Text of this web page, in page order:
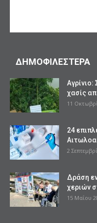
ΔΗΜΟΦΙΛΕΣΤΕΡΑ
Αγρίνιο:
χασίς
11
24
2
Δράση
χεριών
15 Μαΐου